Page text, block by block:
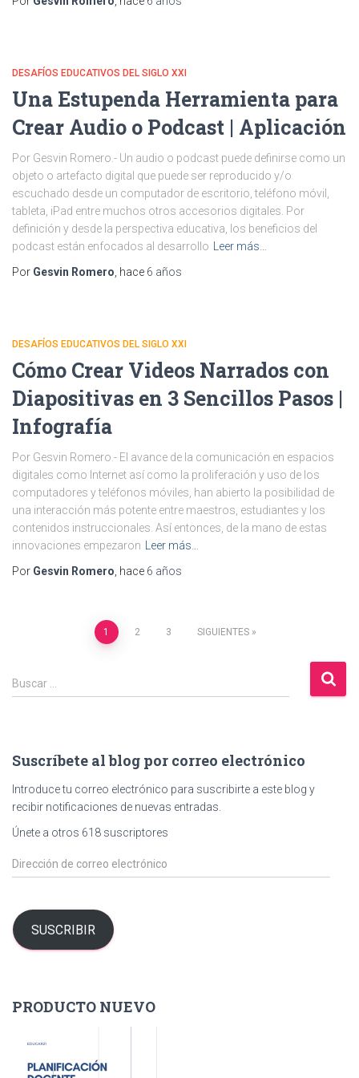
DESAFÍOS EDUCATIVOS DEL SIGLO XXI
Una Estupenda Herramienta para
Crear Audio o Podcast | Aplicación
Por Gesvin Romero.- Un audio o podcast puede definirse como un
objeto o artefacto digital que puede ser reproducido y/o
escuchado desde un computador de escritorio, teléfono móvil,
tableta, iPad entre muchos otros accesorios digitales. Por
definición y desde la perspectiva educativa, los beneficios del
podcast están enfocados al desarrollo
Leer más…
Por Gesvin Romero , hace 6 años
DESAFÍOS EDUCATIVOS DEL SIGLO XXI
Cómo Crear Videos Narrados con
Diapositivas en 3 Sencillos Pasos |
Infografía
Por Gesvin Romero.- El avance de la comunicación en espacios
digitales como Internet así como la proliferación y uso de los
computadores y teléfonos móviles, han abierto la posibilidad de
una interacción más potente entre maestros, estudiantes y los
contenidos instruccionales. Así entonces, de la mano de estas
innovaciones empezaron
Leer más…
Por Gesvin Romero , hace 6 años
Paginación
de
1 2 3 SIGUIENTES
B
u
r
:
Buscar …
Suscríbete al blog por correo electrónico
Introduce tu correo electrónico para suscribirte a este blog y
recibir notificaciones de nuevas entradas.
Únete a otros 618 suscriptores
D
i
c
c
d
SUSCRIBIR
PRODUCTO NUEVO